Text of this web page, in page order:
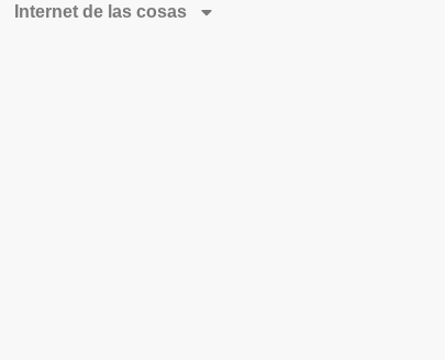
Internet de las cosas